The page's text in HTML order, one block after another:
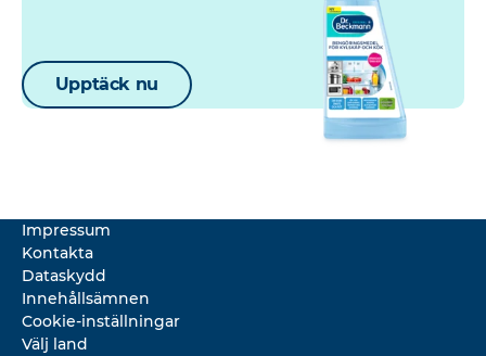
Upptäck nu
Impressum
Kontakta
Dataskydd
Innehållsämnen
Cookie-inställningar
Välj land